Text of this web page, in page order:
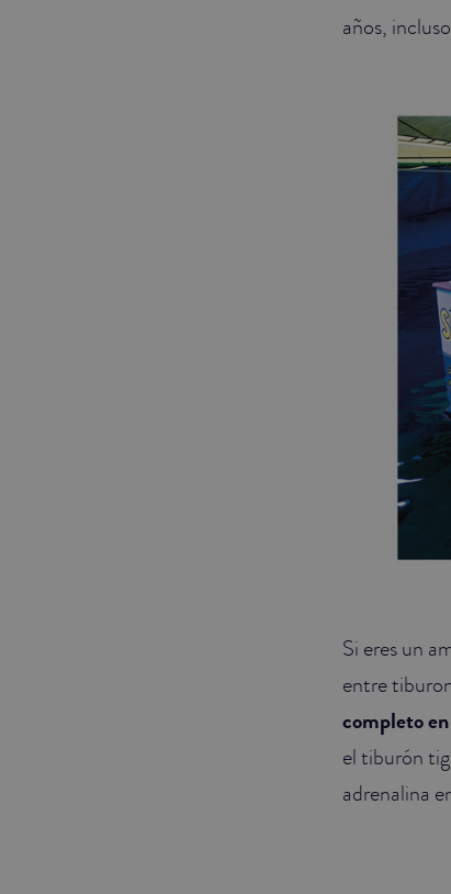
años,
Si eres un
entre
completo
el tiburón
adrenalina